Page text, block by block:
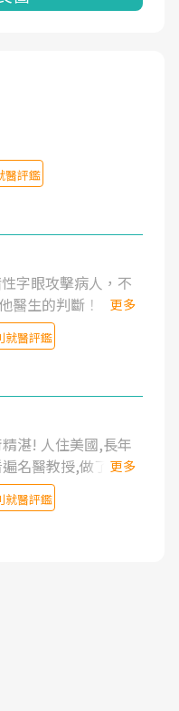
醫評鑑
字眼攻擊病人，不
醫生的判斷！
更多
就醫評鑑
湛! 人住美國,長年
名醫教授,做了各種
及物理徒手治療都
都效果有限,只是壓
重影響生活品質.
任是頸頭症候群專
更多
就醫評鑑